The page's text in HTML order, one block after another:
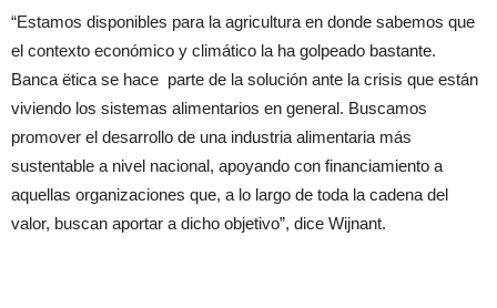
“Estamos disponibles para la agricultura en donde sabemos que
el contexto económico y climático la ha golpeado bastante.
Banca ëtica se hace parte de la solución ante la crisis que están
viviendo los sistemas alimentarios en general. Buscamos
promover el desarrollo de una industria alimentaria más
sustentable a nivel nacional, apoyando con financiamiento a
aquellas organizaciones que, a lo largo de toda la cadena del
valor, buscan aportar a dicho objetivo”, dice Wijnant.